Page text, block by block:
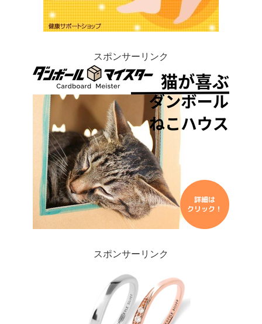
スポンサーリンク
スポンサーリンク